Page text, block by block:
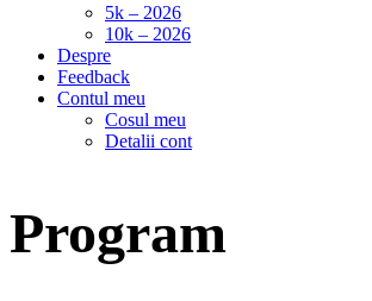
5k – 2026
10k – 2026
Despre
Feedback
Contul meu
Cosul meu
Detalii cont
Program